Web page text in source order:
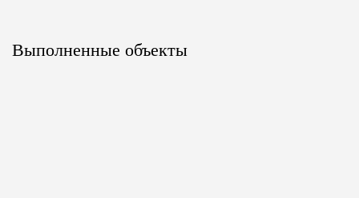
Выполненные объекты